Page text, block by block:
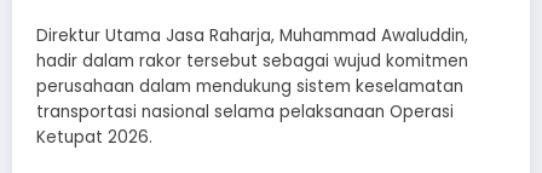
Direktur Utama Jasa Raharja, Muhammad Awaluddin,
hadir dalam rakor tersebut sebagai wujud komitmen
perusahaan dalam mendukung sistem keselamatan
transportasi nasional selama pelaksanaan Operasi
Ketupat 2026.